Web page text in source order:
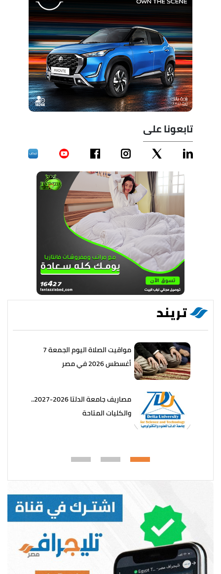
تابعونا على
تريند
مواقيت الصلاة اليوم الجمعة 7
أغسطس 2026 في مصر
مصاريف جامعة الدلتا 2026-2027..
والكليات المتاحة